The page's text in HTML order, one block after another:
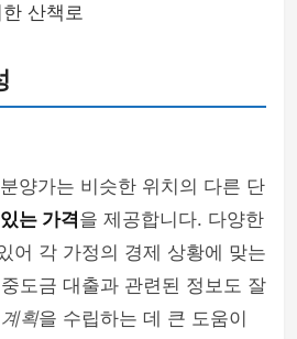
산책로
양가는 비슷한 위치의 다른 단
는 가격을 제공합니다. 다양한
어 각 가정의 경제 상황에 맞는
도금 대출과 관련된 정보도 잘
획을 수립하는 데 큰 도움이